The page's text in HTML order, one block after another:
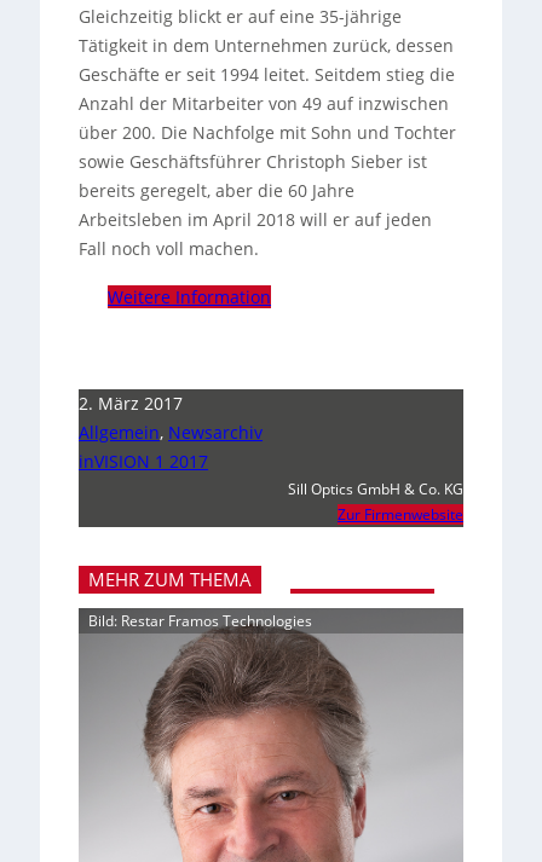
Gleichzeitig blickt er auf eine 35-jährige
Tätigkeit in dem Unternehmen zurück, dessen
Geschäfte er seit 1994 leitet. Seitdem stieg die
Anzahl der Mitarbeiter von 49 auf inzwischen
über 200. Die Nachfolge mit Sohn und Tochter
sowie Geschäftsführer Christoph Sieber ist
bereits geregelt, aber die 60 Jahre
Arbeitsleben im April 2018 will er auf jeden
Fall noch voll machen.
Weitere Information
2. März 2017
Allgemein, Newsarchiv
inVISION 1 2017
Sill Optics GmbH & Co. KG
Zur Firmenwebsite
MEHR ZUM THEMA
Bild: Restar Framos Technologies